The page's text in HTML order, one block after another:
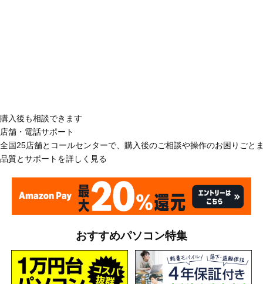
購入後も相談できます
店舗・電話サポート
全国25店舗とコールセンターで、購入後のご相談や操作のお困りごと
品質とサポートを詳しく見る
おすすめパソコン特集